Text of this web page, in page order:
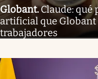
Globant.Claude: qué
artificial que
trabajadores